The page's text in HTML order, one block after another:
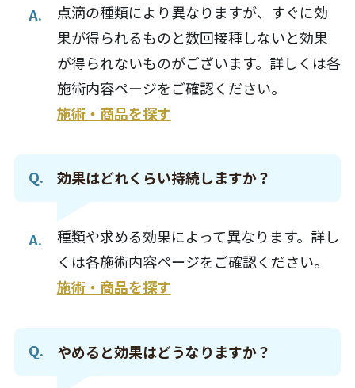
点滴の種類により異なりますが、すぐに効
果が得られるものと数回接種しないと効果
が得られないものがございます。 詳しくは各
施術内容ページをご確認ください。
施術・商品を探す
効果はどれくらい持続しますか？
種類や求める効果によって異なります。詳し
くは各施術内容ページをご確認ください。
施術・商品を探す
やめると効果はどうなりますか？